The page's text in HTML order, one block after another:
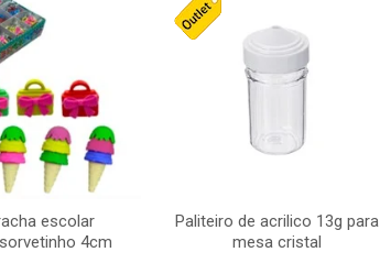
escolar
4cm
Paliteiro de acrilico 13g para
mesa cristal